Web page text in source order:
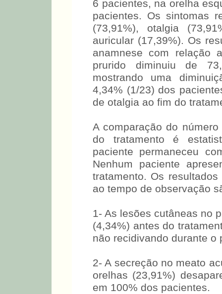
6 pacientes, na orelha
pacientes. Os sintomas
(73,91%), otalgia
auricular (17,39%). Os
anamnese com relação
prurido diminuiu de
mostrando uma
4,34% (1/23) dos
de otalgia ao fim do
A comparação do
do tratamento é
paciente permaneceu
Nenhum paciente
tratamento. Os
ao tempo de observação
1- As lesões cutâneas no
(4,34%) antes do
não recidivando durante o
2- A secreção no meato
orelhas (23,91%)
em 100% dos pacientes.